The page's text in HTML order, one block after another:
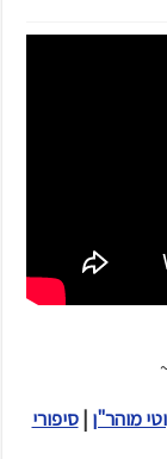
מוהר"ן |סיפורי